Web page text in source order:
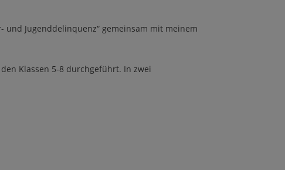
und Jugenddelinquenz“ gemeinsam mit meinem
Klassen 5-8 durchgeführt. In zwei